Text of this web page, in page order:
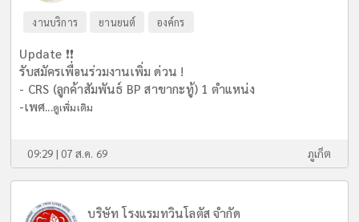
งานบริการ ยานยนต์ องค์กร
Update ❗️❗️
รับสมัครเพื่อนร่วมงานเพิ่ม ด่วน !
- CRS (ลูกค้าสัมพันธ์ BP สาขากะทู้) 1 ตำแหน่ง
-เพศ...ดูเพิ่มเติม
09:29 | 07 ส.ค. 69 ภูเก็ต
บริษัท โรงแรมทวินโลตัส จำกัด